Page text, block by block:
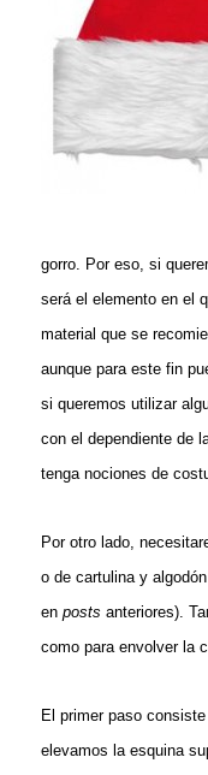
gorro. Por eso, si
será el elemento en el
material que se
aunque para este fin
si queremos utilizar
con el dependiente de
tenga nociones de
Por otro lado,
o de cartulina y
enposts anteriores).
como para envolver la
El primer paso
elevamos la esquina